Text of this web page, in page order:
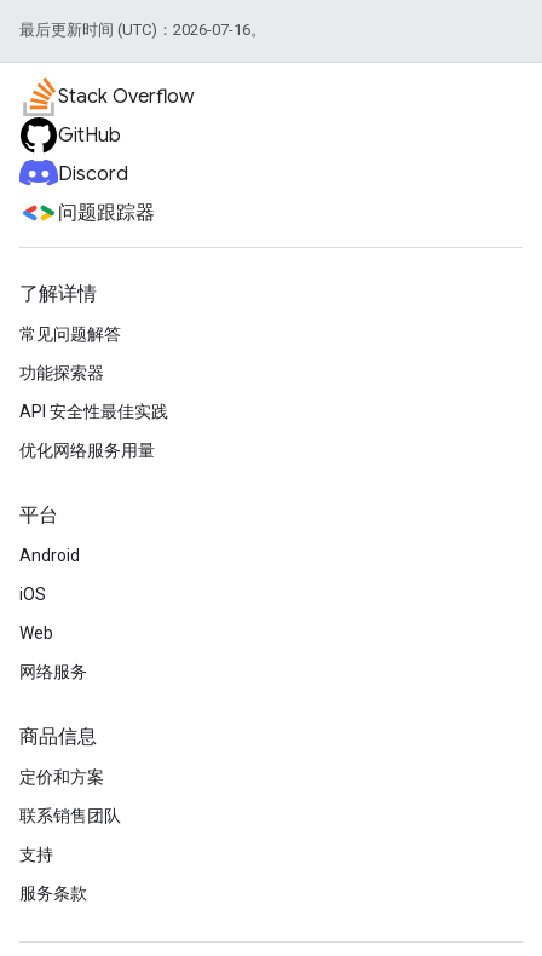
最后更新时间 (UTC)：2026-07-16。
Stack Overflow
GitHub
Discord
问题跟踪器
了解详情
常见问题解答
功能探索器
API 安全性最佳实践
优化网络服务用量
平台
Android
iOS
Web
网络服务
商品信息
定价和方案
联系销售团队
支持
服务条款